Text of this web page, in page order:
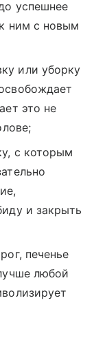
успешнее
ним с новым
или уборку
это не
с которым
и закрыть
печенье
любой